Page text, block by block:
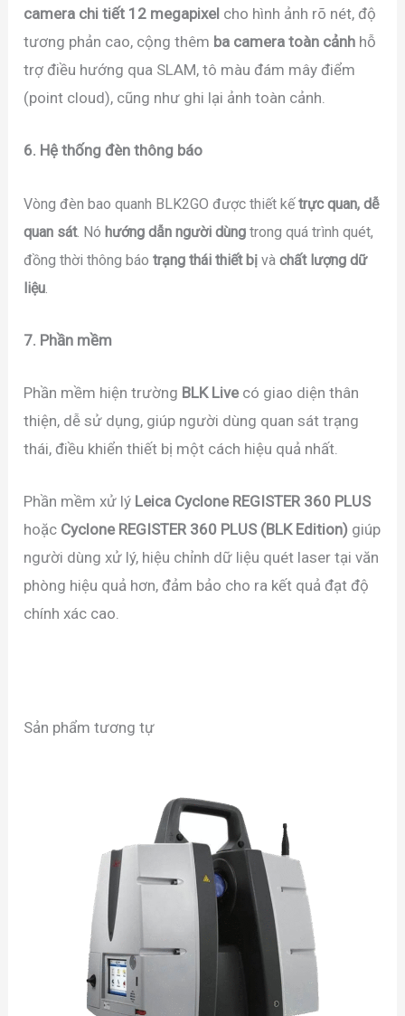
camera chi tiết 12 megapixel cho hình ảnh rõ nét, độ
tương phản cao, cộng thêm ba camera toàn cảnh hỗ
trợ điều hướng qua SLAM, tô màu đám mây điểm
(point cloud), cũng như ghi lại ảnh toàn cảnh.
6. Hệ thống đèn thông báo
Vòng đèn bao quanh BLK2GO được thiết kếtrực quan, dễ
quan sát. Nó hướng dẫn người dùng trong quá trình quét,
đồng thời thông báotrạng thái thiết bị vàchất lượng dữ
liệu
7. Phần mềm
Phần mềm hiện trường BLK Live có giao diện thân
thiện, dễ sử dụng, giúp người dùng quan sát trạng
thái, điều khiển thiết bị một cách hiệu quả nhất.
Phần mềm xử lý Leica Cyclone REGISTER 360 PLUS
hoặc Cyclone REGISTER 360 PLUS (BLK Edition) giúp
người dùng xử lý, hiệu chỉnh dữ liệu quét laser tại văn
phòng hiệu quả hơn, đảm bảo cho ra kết quả đạt độ
chính xác cao.
Sản phẩm tương tự